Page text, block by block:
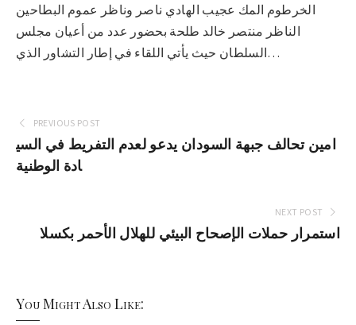
الخرطوم المك عجيب الهادي ناصر وناظر عموم البطاحين
الناظر منتصر خالد طلحة بحضور عدد من أعيان مجلس
السلطان حيث يأتي اللقاء في إطار التشاور الذي…
PREVIOUS POST
امين تحالف جبهة السودان يدعو لعدم التفريط في السي
ادة الوطنية
NEXT POST
استمرار حملات الإصحاح البيئي للهلال الأحمر بكسلا
You Might Also Like: